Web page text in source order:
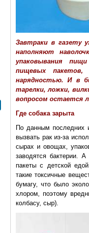
Завтраки в газету
наполняют
упаковывания
пищевых пакетов,
нарядностью. И в
тарелки, ложки,
вопросом остается
Где собака зарыта
По данным последних
вызвать рак из-за
сырах и овощах,
заводятся бактерии.
пакеты с детской
такие токсичные
бумагу, что было
хлором, поэтому
колбасу, сыр).